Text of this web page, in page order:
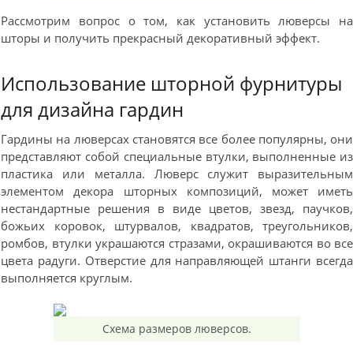
Рассмотрим вопрос о том, как установить люверсы на
шторы и получить прекрасный декоративный эффект.
Использование шторной фурнитуры
для дизайна гардин
Гардины на люверсах становятся все более популярны, они
представляют собой специальные втулки, выполненные из
пластика или металла. Люверс служит выразительным
элементом декора шторных композиций, может иметь
нестандартные решения в виде цветов, звезд, паучков,
божьих коровок, штурвалов, квадратов, треугольников,
ромбов, втулки украшаются стразами, окрашиваются во все
цвета радуги. Отверстие для направляющей штанги всегда
выполняется круглым.
Схема размеров люверсов.